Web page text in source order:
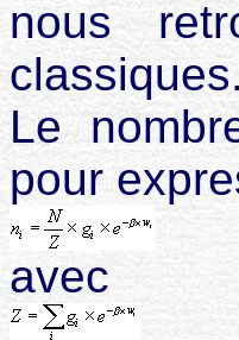
nous
classiques.
Le
pour
avec